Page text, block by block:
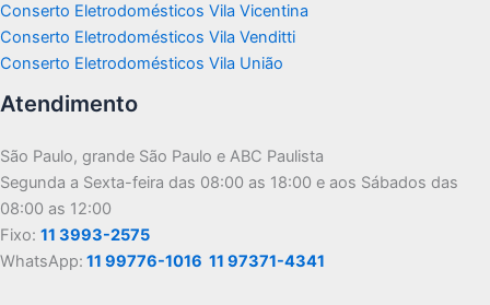
Conserto Eletrodomésticos Vila Vicentina
Conserto Eletrodomésticos Vila Venditti
Conserto Eletrodomésticos Vila União
Atendimento
São Paulo, grande São Paulo e ABC Paulista
Segunda a Sexta-feira das 08:00 as 18:00 e aos Sábados das
08:00 as 12:00
Fixo: 11 3993-2575
WhatsApp: 11 99776-1016 11 97371-4341